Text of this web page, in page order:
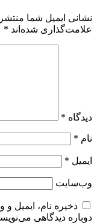
نشانی ایمیل شما
علامت‌گذاری شده‌اند *
دیدگاه *
نام *
ایمیل *
وب‌سایت
ذخیره نام، ایمیل
دوباره دیدگاهی